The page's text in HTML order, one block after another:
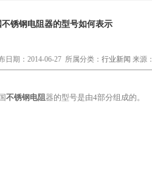
不锈钢电阻器的型号如何表示
期：2014-06-27 所属分类： 行业新闻 来源：
不锈钢电阻器的型号是由4部分组成的。